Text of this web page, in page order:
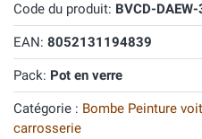
Code du produit: BVCD-DAEW-
EAN: 8052131194839
Pack: Pot en verre
Catégorie : Bombe Peinture
carrosserie